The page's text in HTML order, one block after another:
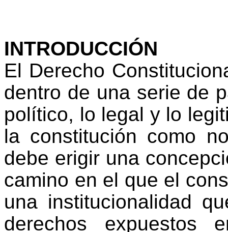
INTRODUCCIÓN
El Derecho
dentro de una serie de
político, lo legal y lo
la constitución como
debe erigir una
camino en el que el
una institucionalidad
derechos expuestos